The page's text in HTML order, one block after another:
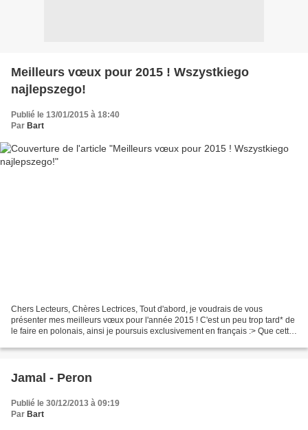
Meilleurs vœux pour 2015 ! Wszystkiego
najlepszego!
Publié le 13/01/2015 à 18:40
Par Bart
Chers Lecteurs, Chères Lectrices, Tout d'abord, je voudrais de vous
présenter mes meilleurs vœux pour l'année 2015 ! C'est un peu trop tard* de
le faire en polonais, ainsi je poursuis exclusivement en français :> Que cette
Jamal - Peron
Publié le 30/12/2013 à 09:19
Par Bart